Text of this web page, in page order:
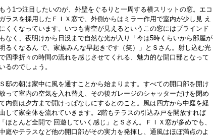
もう1つ注目したいのが、外壁をぐるりと一周する横スリットの窓。エコ
ガラスを採用したＦＩＸ窓で、外側からはミラー作用で室内が少し見 え
にくくなっています。いつも青空が見えるというこの窓にはブラインド
もなく、夜明けから日没まで自然な光が入り「今は5時くらいから部屋が
るくなるん で、家族みんな早起きです（笑）」とＳさん。射し込む光
四季折々の時間の流れを感じさせてくれる、魅力的な開口部となって
いるのでしょう。
Ｓ邸の朝は家中に風を通すことから始まります。すべての開口部を開け
って室内の空気を入れ替え、その後ガレージのシャッターだけを閉め
内側は夕方まで開けっぱなしにするとのこと。風は四方から中庭を経
由して家全体を流れていきます。2階もテラスの引込み戸を開放すれば
「ほとんど全開で 回遊していく感じ」とＳさん。ＦＩＸ窓が多めでも、
庭やテラスなど他の開口部がその実力を発揮し、通風はほぼ満点のよ